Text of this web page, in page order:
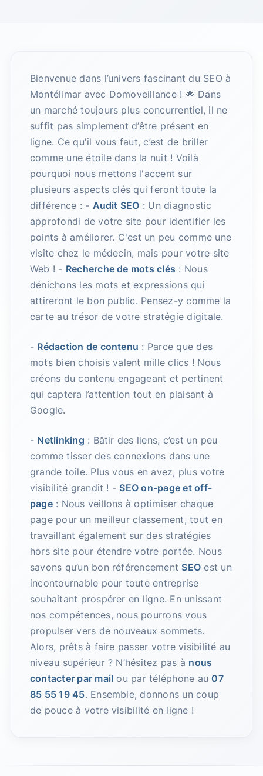
Bienvenue dans l’univers fascinant du SEO à
Montélimar avec Domoveillance ! 🌟 Dans
un marché toujours plus concurrentiel, il ne
suffit pas simplement d’être présent en
ligne. Ce qu'il vous faut, c’est de briller
comme une étoile dans la nuit ! Voilà
pourquoi nous mettons l'accent sur
plusieurs aspects clés qui feront toute la
différence : - Audit SEO : Un diagnostic
approfondi de votre site pour identifier les
points à améliorer. C'est un peu comme une
visite chez le médecin, mais pour votre site
Web ! - Recherche de mots clés : Nous
dénichons les mots et expressions qui
attireront le bon public. Pensez-y comme la
carte au trésor de votre stratégie digitale.
- Rédaction de contenu : Parce que des
mots bien choisis valent mille clics ! Nous
créons du contenu engageant et pertinent
qui captera l’attention tout en plaisant à
Google.
- Netlinking : Bâtir des liens, c’est un peu
comme tisser des connexions dans une
grande toile. Plus vous en avez, plus votre
visibilité grandit ! - SEO on-page et off-
page: Nous veillons à optimiser chaque
page pour un meilleur classement, tout en
travaillant également sur des stratégies
hors site pour étendre votre portée. Nous
savons qu’un bon référencement SEO est un
incontournable pour toute entreprise
souhaitant prospérer en ligne. En unissant
nos compétences, nous pourrons vous
propulser vers de nouveaux sommets.
Alors, prêts à faire passer votre visibilité au
niveau supérieur ? N’hésitez pas à nous
contacter par mail ou par téléphone au07
85 55 19 45. Ensemble, donnons un coup
de pouce à votre visibilité en ligne !